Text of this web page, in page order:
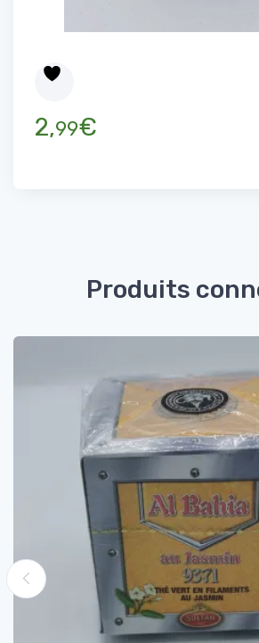
2,99€
Produits